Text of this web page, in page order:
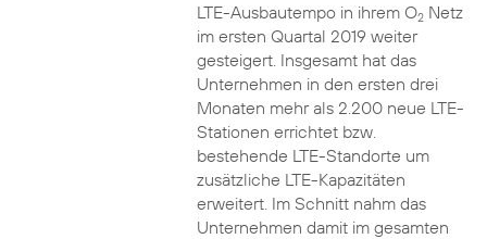
LTE-Ausbautempo in ihrem O2Netz
im ersten Quartal 2019 weiter
gesteigert. Insgesamt hat das
Unternehmen in den ersten drei
Monaten mehr als 2.200 neue LTE-
Stationen errichtet bzw.
bestehende LTE-Standorte um
zusätzliche LTE-Kapazitäten
erweitert. Im Schnitt nahm das
Unternehmen damit im gesamten